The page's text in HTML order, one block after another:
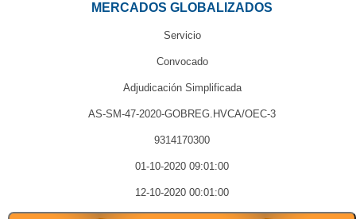
MERCADOS GLOBALIZADOS
Servicio
Convocado
Adjudicación Simplificada
AS-SM-47-2020-GOBREG.HVCA/OEC-3
9314170300
01-10-2020 09:01:00
12-10-2020 00:01:00